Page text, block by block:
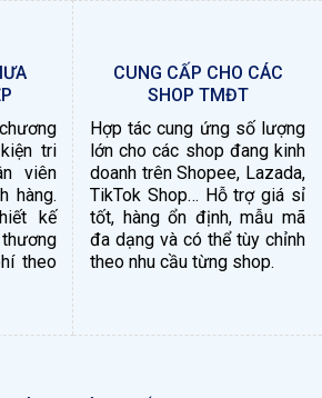
tri
viên
hàng.
kế
theo
CUNG CẤP CHO CÁC
SHOP TMĐT
Hợp tác cung ứng số lượng
lớn cho các shop đang kinh
doanh trên Shopee, Lazada,
TikTok Shop… Hỗ trợ giá sỉ
tốt, hàng ổn định, mẫu mã
đa dạng và có thể tùy chỉnh
theo nhu cầu từng shop.